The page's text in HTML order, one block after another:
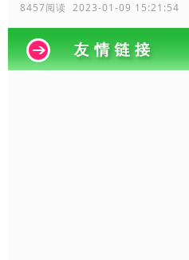
8457阅读 2023-01-09 15:21:54